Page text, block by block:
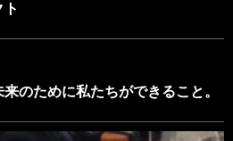
のために私たちができること。